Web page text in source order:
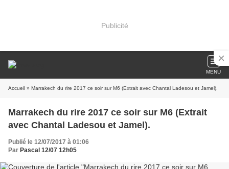
Publicité
MENU
Accueil » Marrakech du rire 2017 ce soir sur M6 (Extrait avec Chantal Ladesou et Jamel).
Marrakech du rire 2017 ce soir sur M6 (Extrait
avec Chantal Ladesou et Jamel).
Publié le 12/07/2017 à 01:06
Par Pascal 12/07 12h05